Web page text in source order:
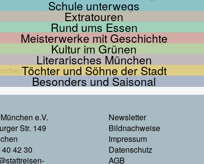
Schule unterwegs
Extratouren
Rund ums Essen
Meisterwerke mit Geschichte
Kultur im Grünen
Literarisches München
Töchter und Söhne der Stadt
Besonders und Saisonal
e.V.
Str. 149
42 30
Footer
Menu
Rechts
Newsletter
Bildnachweise
Impressum
Datenschutz
AGB